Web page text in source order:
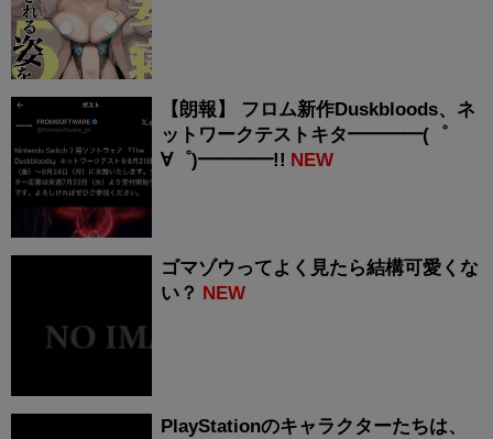
【朗報】 フロム新作Duskbloods、ネ
ットワークテストキタ━━━━(゜
∀゜)━━━━!! NEW
ゴマゾウってよく見たら結構可愛くな
い？ NEW
PlayStationのキャラクターたちは、